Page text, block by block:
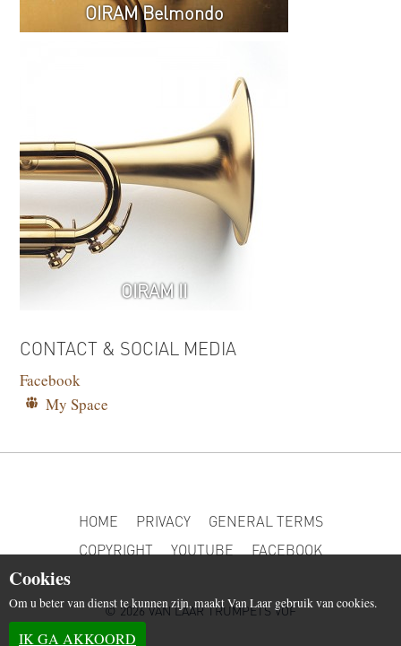
OIRAM Belmondo
OIRAM II
CONTACT & SOCIAL MEDIA
Facebook
My Space
HOME PRIVACY
GENERAL TERMS
COPYRIGHT
YOUTUBE FACEBOOK
© 2026 VAN LAAR TRUMPETS VOF
Cookies
Om u beter van dienst te kunnen zijn, maakt Van Laar gebruik van cookies.
IK GA AKKOORD